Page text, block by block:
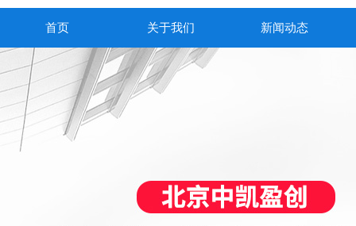
首页 关于我们 新闻动态